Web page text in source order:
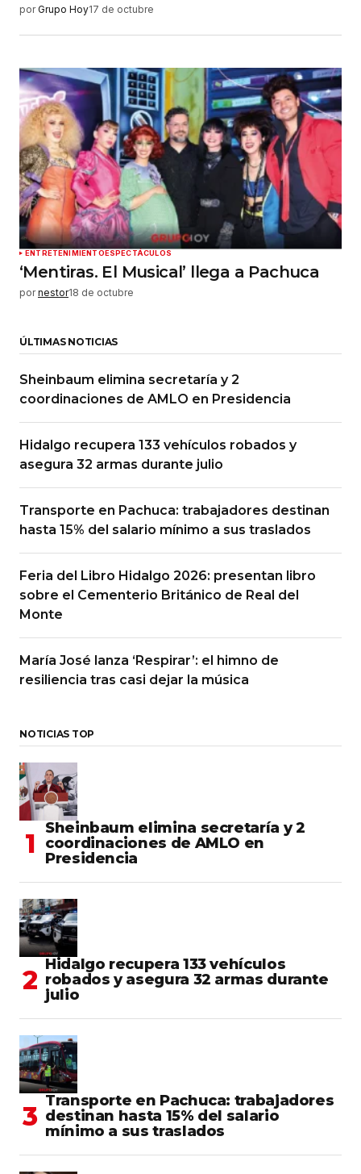
por Grupo Hoy17 de octubre
ENTRETENIMIENTOESPECTÁCULOS
‘Mentiras. El Musical’ llega a Pachuca
por nestor18 de octubre
ÚLTIMAS NOTICIAS
Sheinbaum elimina secretaría y 2
coordinaciones de AMLO en Presidencia
Hidalgo recupera 133 vehículos robados y
asegura 32 armas durante julio
Transporte en Pachuca: trabajadores destinan
hasta 15% del salario mínimo a sus traslados
Feria del Libro Hidalgo 2026: presentan libro
sobre el Cementerio Británico de Real del
Monte
María José lanza ‘Respirar’: el himno de
resiliencia tras casi dejar la música
NOTICIAS TOP
Sheinbaum elimina secretaría y 2
coordinaciones de AMLO en
Presidencia
Hidalgo recupera 133 vehículos
robados y asegura 32 armas durante
julio
Transporte en Pachuca: trabajadores
destinan hasta 15% del salario
mínimo a sus traslados